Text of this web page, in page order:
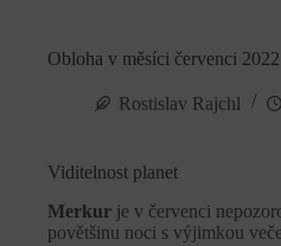
Obloha v měsíci červenci 2022
Rostislav Rajchl
Viditelnost planet
Merkur je v červenci
povětšinu noci s výjimkou